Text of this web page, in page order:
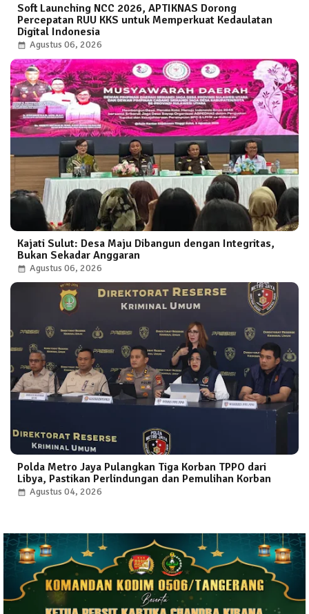
Soft Launching NCC 2026, APTIKNAS Dorong
Percepatan RUU KKS untuk Memperkuat Kedaulatan
Digital Indonesia
Agustus 06, 2026
Kajati Sulut: Desa Maju Dibangun dengan Integritas,
Bukan Sekadar Anggaran
Agustus 06, 2026
Polda Metro Jaya Pulangkan Tiga Korban TPPO dari
Libya, Pastikan Perlindungan dan Pemulihan Korban
Agustus 04, 2026